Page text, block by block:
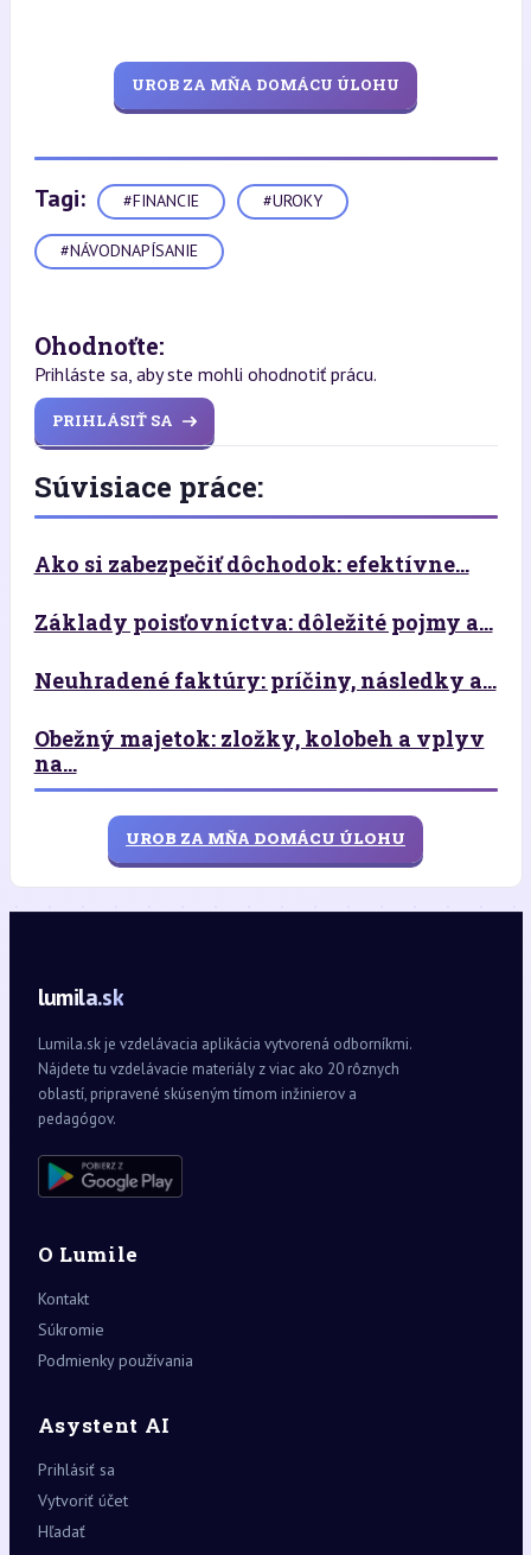
UROB ZA MŇA DOMÁCU ÚLOHU
Tagi: #FINANCIE #UROKY
#NÁVODNAPÍSANIE
Ohodnoťte:
Prihláste sa, aby ste mohli ohodnotiť prácu.
PRIHLÁSIŤ SA
Súvisiace práce:
Ako si zabezpečiť dôchodok: efektívne...
Základy poisťovníctva: dôležité pojmy a...
Neuhradené faktúry: príčiny, následky a...
Obežný majetok: zložky, kolobeh a vplyv
na...
UROB ZA MŇA DOMÁCU ÚLOHU
lumila.sk
Lumila.sk je vzdelávacia aplikácia vytvorená odborníkmi.
Nájdete tu vzdelávacie materiály z viac ako 20 rôznych
oblastí, pripravené skúseným tímom inžinierov a
pedagógov.
O Lumile
Kontakt
Súkromie
Podmienky používania
Asystent AI
Prihlásiť sa
Vytvoriť účet
Hľadať